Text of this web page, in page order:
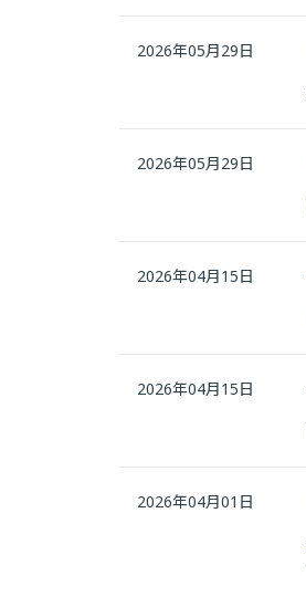
2026年05月29日
2026年05月29日
2026年04月15日
2026年04月15日
2026年04月01日